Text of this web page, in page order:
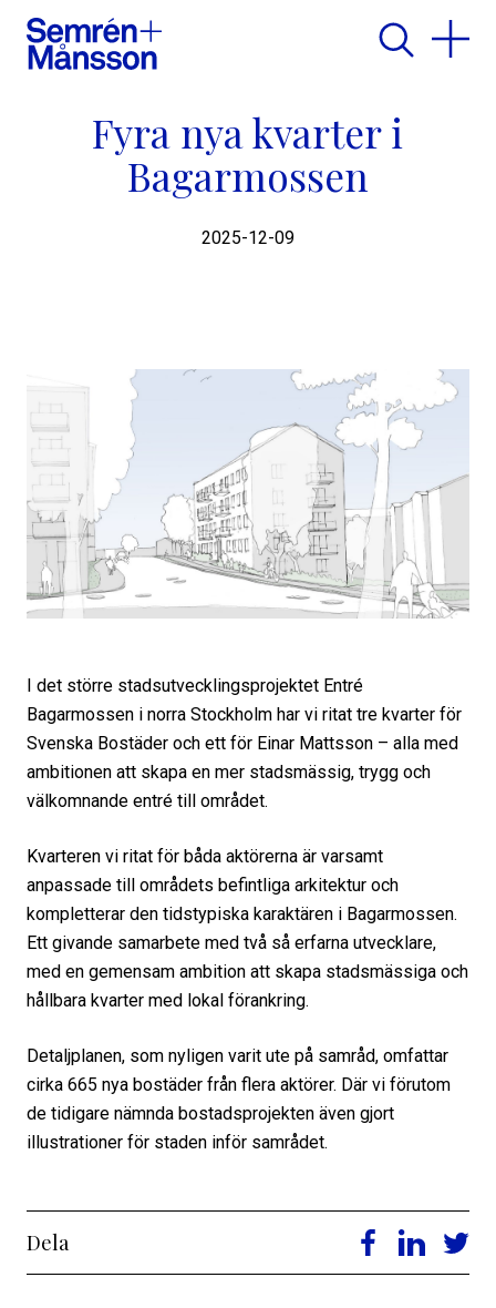
Fyra nya kvarter i
Bagarmossen
2025-12-09
I det större stadsutvecklingsprojektet Entré
Bagarmossen i norra Stockholm har vi ritat tre kvarter för
Svenska Bostäder och ett för Einar Mattsson – alla med
ambitionen att skapa en mer stadsmässig, trygg och
välkomnande entré till området.
Kvarteren vi ritat för båda aktörerna är varsamt
anpassade till områdets befintliga arkitektur och
kompletterar den tidstypiska karaktären i Bagarmossen.
Ett givande samarbete med två så erfarna utvecklare,
med en gemensam ambition att skapa stadsmässiga och
hållbara kvarter med lokal förankring.
Detaljplanen, som nyligen varit ute på samråd, omfattar
cirka 665 nya bostäder från flera aktörer. Där vi förutom
de tidigare nämnda bostadsprojekten även gjort
illustrationer för staden inför samrådet.
Dela